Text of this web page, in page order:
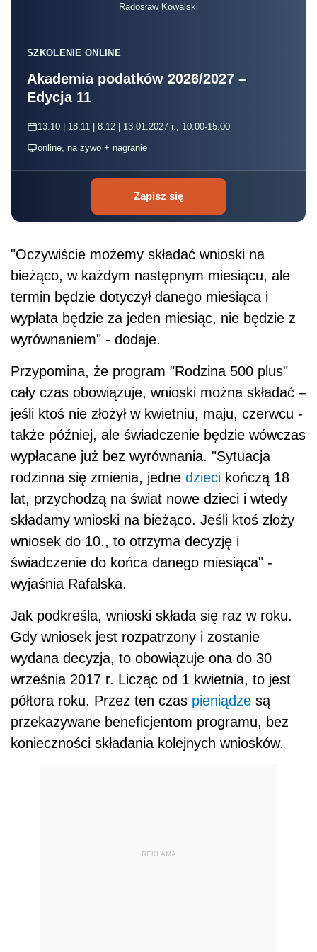
Radosław Kowalski
SZKOLENIE ONLINE
Akademia podatków 2026/2027 –
Edycja 11
13.10 | 18.11 | 8.12 | 13.01.2027 r., 10:00-15:00
online, na żywo + nagranie
Zapisz się
"Oczywiście możemy składać wnioski na
bieżąco, w każdym następnym miesiącu, ale
termin będzie dotyczył danego miesiąca i
wypłata będzie za jeden miesiąc, nie będzie z
wyrównaniem" - dodaje.
Przypomina, że program "Rodzina 500 plus"
cały czas obowiązuje, wnioski można składać –
jeśli ktoś nie złożył w kwietniu, maju, czerwcu -
także później, ale świadczenie będzie wówczas
wypłacane już bez wyrównania. "Sytuacja
rodzinna się zmienia, jedne dzieci kończą 18
lat, przychodzą na świat nowe dzieci i wtedy
składamy wnioski na bieżąco. Jeśli ktoś złoży
wniosek do 10., to otrzyma decyzję i
świadczenie do końca danego miesiąca" -
wyjaśnia Rafalska.
Jak podkreśla, wnioski składa się raz w roku.
Gdy wniosek jest rozpatrzony i zostanie
wydana decyzja, to obowiązuje ona do 30
września 2017 r. Licząc od 1 kwietnia, to jest
półtora roku. Przez ten czas pieniądze są
przekazywane beneficjentom programu, bez
konieczności składania kolejnych wniosków.
REKLAMA